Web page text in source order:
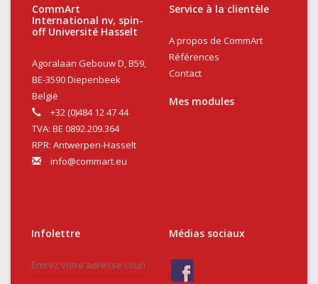
CommArt
International nv, spin-
off Université Hasselt
Agoralaan Gebouw D, B59,
BE-3590 Diepenbeek
België
+32 (0)484 12 47 44
TVA: BE 0892.209.364
RPR: Antwerpen-Hasselt
info@commart.eu
Service à la clientèle
A propos de CommArt
Références
Contact
Mes modules
Infolettre Médias sociaux